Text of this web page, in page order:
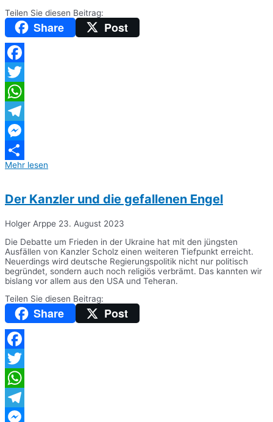
Teilen Sie diesen Beitrag:
Share Post
Facebook
Twitter
WhatsApp
Telegram
Messenger
Teilen
Mehr lesen
Der Kanzler und die gefallenen Engel
Holger Arppe 23. August 2023
Die Debatte um Frieden in der Ukraine hat mit den jüngsten
Ausfällen von Kanzler Scholz einen weiteren Tiefpunkt erreicht.
Neuerdings wird deutsche Regierungspolitik nicht nur politisch
begründet, sondern auch noch religiös verbrämt. Das kannten wir
bislang vor allem aus den USA und Teheran.
Teilen Sie diesen Beitrag:
Share Post
Facebook
Twitter
WhatsApp
Telegram